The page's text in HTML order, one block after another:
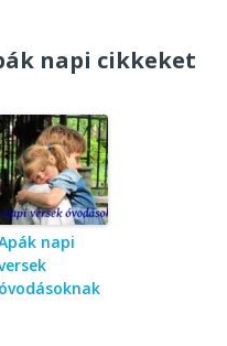
napi cikkeket
napi
óvodásoknak